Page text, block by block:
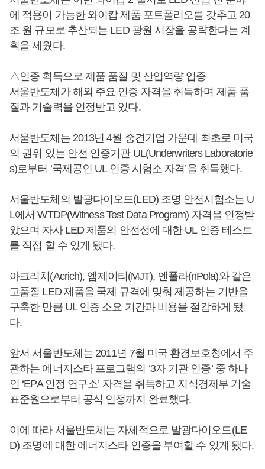
에 적용이 가능한 와이캅 제품 포트폴리오를 갖추고 20
조 원 규모로 추산되는 LED 광원 시장을 공략한다는 계
획을 세웠다.
△인증 획득으로 제품 품질 및 산업역량 입증
서울반도체가 해외 주요 인증 자격을 취득하며 제품 품
질과 기술력을 인정받고 있다.
서울반도체는 2013년 4월 중견기업 가운데 최초로 미국
의 권위 있는 안전 인증기관 UL(Underwriters Laboratorie
s)로부터 ‘국제공인 UL 인증 시험소 자격’을 취득했다.
서울반도체의 발광다이오드(LED) 조명 안전시험소는 U
L에서 WTDP(Witness Test Data Program) 자격을 인정받
았으며 자사 LED 제품의 안전성에 대한 UL 인증 테스트
를 직접 할 수 있게 됐다.
아크리치(Acrich), 엠제이티(MJT), 엔폴라(nPola)와 같은
고품질 LED 제품을 국제 규격에 맞춰 제공하는 기반을
구축한 만큼 UL 인증 소요 기간과 비용을 절감하게 됐
다.
앞서 서울반도체는 2011년 7월 미국 환경보호청에서 주
관하는 에너지스타 프로그램의 ‘3자 기관 인증’ 중 하나
인 ‘EPA 인정 연구소’ 자격을 취득하고 지식경제부 기술
표준원으로부터 공식 인정까지 완료했다.
이에 따라 서울반도체는 자체적으로 발광다이오드(LE
D) 조명에 대한 에너지스타 인증을 부여할 수 있게 됐다.